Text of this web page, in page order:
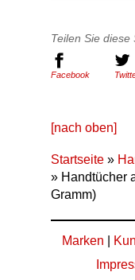
Teilen Sie
Facebook
[nach oben]
Startseite »
» Handtücher
Gramm)
Marken